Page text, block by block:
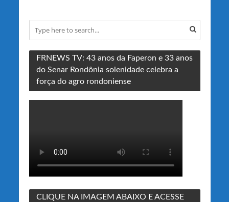
FRNEWS TV: 43 anos da Faperon e 33 anos
do Senar Rondônia solenidade celebra a
força do agro rondoniense
CLIQUE NA IMAGEM ABAIXO E ACESSE